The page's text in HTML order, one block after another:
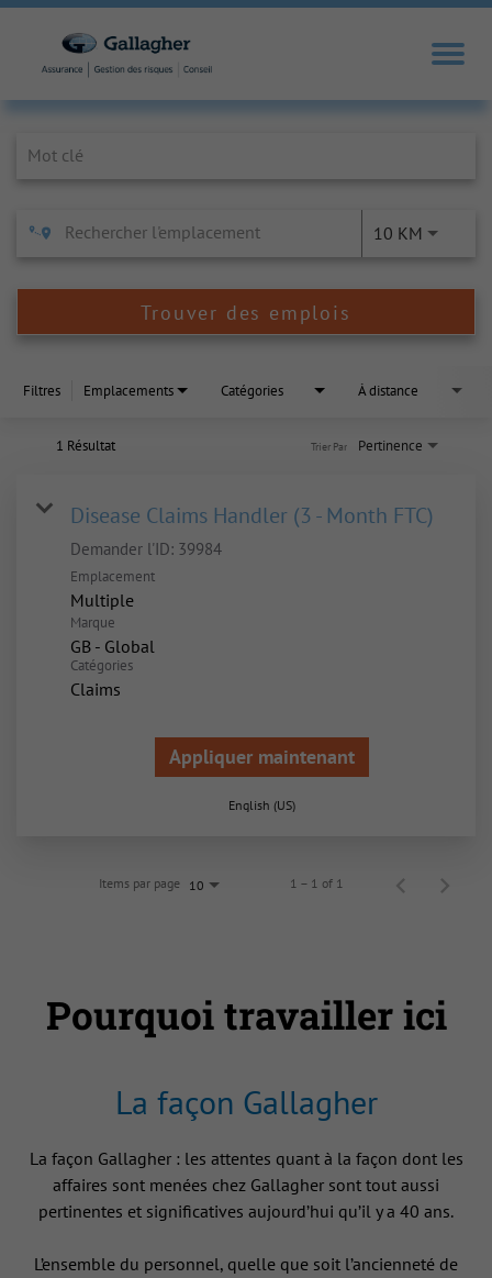
10 KM
Trouver des emplois
Filtres Emplacements Catégories À distance
1 Résultat Pertinence
Trier Par
Disease Claims Handler (3 - Month FTC)
Demander l'ID: 39984
Emplacement
Multiple
Marque
GB - Global
Catégories
Claims
Appliquer maintenant
English (US)
Items par page 10 1 – 1 of 1
Pourquoi travailler ici
La façon Gallagher
La façon Gallagher : les attentes quant à la façon dont les
affaires sont menées chez Gallagher sont tout aussi
pertinentes et significatives aujourd’hui qu’il y a 40 ans.
L’ensemble du personnel, quelle que soit l’ancienneté de